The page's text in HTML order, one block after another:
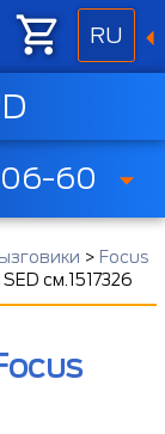
RU
60
> Focus
см.1517326